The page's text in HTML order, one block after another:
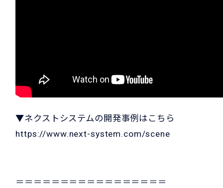
▼ネクストシステムの開発事例はこちら
https://www.next-system.com/scene
＝＝＝＝＝＝＝＝＝＝＝＝＝＝＝＝＝